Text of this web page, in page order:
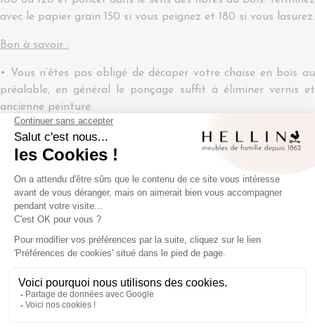
avec le papier grain 150 si vous peignez et 180 si vous lasurez.
Bon à savoir :
• Vous n’êtes pas obligé de décaper votre chaise en bois au
préalable, en général le ponçage suffit à éliminer vernis et
ancienne peinture.
• Si votre bois présente des tâches, utilisez de l’acide oxalique
ou du white spirit avec un chiffon sur le bois brut.
Nettoyage
Après le ponçage, aspirez le plus gros de la poussière de
bois et passez un coup de chiffon humide sur votre
meuble. Procédez ensuite au dégraissage de votre chaise
éponge. Finalement, rincez-la à l’eau claire et laissez
sécher.